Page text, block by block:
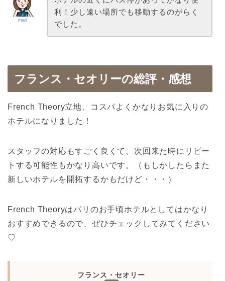
mari
利！少し遠い場所でも移動するのがらく
でした。
フランス・セオリーの総評・感想
French Theory立地、コスパよくかなりお気に入りの
ホテルになりました！
スタッフの対応もすごく良くて、次回来た時にリピー
トする可能性もかなり高いです。（もしかしたらまた
新しいホテルを開拓するかもだけど・・・）
French Theoryはパリのお手頃ホテルとしてはかなり
おすすめできるので、ぜひチェックしてみてください
♡
フランス・セオリー